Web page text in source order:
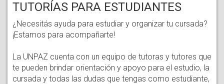
TUTORÍAS PARA ESTUDIANTES
¿Necesitás ayuda para estudiar y organizar tu cursada?
¡Estamos para acompañarte!
La UNPAZ cuenta con un equipo de tutoras y tutores que
te pueden brindar orientación y apoyo para el estudio, la
cursada y todas las dudas que tengas como estudiante,